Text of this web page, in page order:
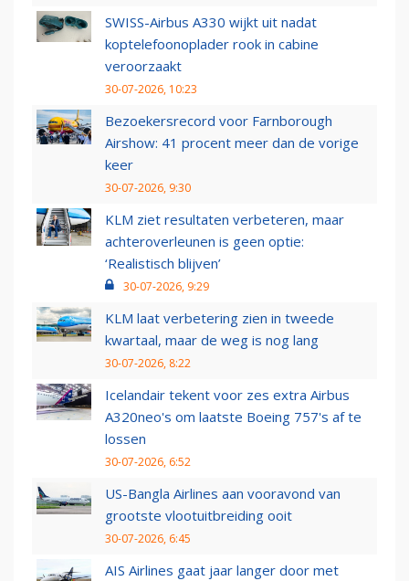
SWISS-Airbus A330 wijkt uit nadat
koptelefoonoplader rook in cabine
veroorzaakt
30-07-2026, 10:23
Bezoekersrecord voor Farnborough
Airshow: 41 procent meer dan de vorige
keer
30-07-2026, 9:30
KLM ziet resultaten verbeteren, maar
achteroverleunen is geen optie:
‘Realistisch blijven’
30-07-2026, 9:29
KLM laat verbetering zien in tweede
kwartaal, maar de weg is nog lang
30-07-2026, 8:22
Icelandair tekent voor zes extra Airbus
A320neo's om laatste Boeing 757's af te
lossen
30-07-2026, 6:52
US-Bangla Airlines aan vooravond van
grootste vlootuitbreiding ooit
30-07-2026, 6:45
AIS Airlines gaat jaar langer door met